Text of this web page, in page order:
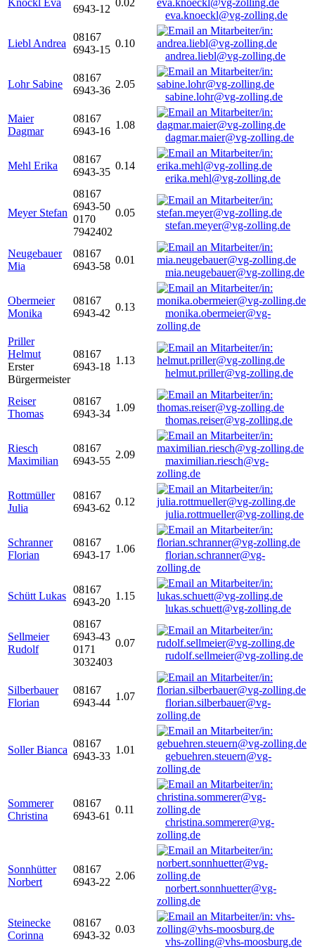
Knöckl Eva
6943-12
0.02
eva.knoeckl@vg-zolling.de
Liebl Andrea
08167
6943-15
0.10
andrea.liebl@vg-zolling.de
Lohr Sabine
08167
6943-36
2.05
sabine.lohr@vg-zolling.de
Maier
Dagmar
08167
6943-16
1.08
dagmar.maier@vg-zolling.de
Mehl Erika
08167
6943-35
0.14
erika.mehl@vg-zolling.de
Meyer Stefan
08167
6943-50
0170
7942402
0.05
stefan.meyer@vg-zolling.de
Neugebauer
Mia
08167
6943-58
0.01
mia.neugebauer@vg-zolling.de
Obermeier
Monika
08167
6943-42
0.13
monika.obermeier@vg-
zolling.de
Priller
Helmut
Erster
Bürgermeister
08167
6943-18
1.13
helmut.priller@vg-zolling.de
Reiser
Thomas
08167
6943-34
1.09
thomas.reiser@vg-zolling.de
Riesch
Maximilian
08167
6943-55
2.09
maximilian.riesch@vg-
zolling.de
Rottmüller
Julia
08167
6943-62
0.12
julia.rottmueller@vg-zolling.de
Schranner
Florian
08167
6943-17
1.06
florian.schranner@vg-
zolling.de
Schütt Lukas
08167
6943-20
1.15
lukas.schuett@vg-zolling.de
Sellmeier
Rudolf
08167
6943-43
0171
3032403
0.07
rudolf.sellmeier@vg-zolling.de
Silberbauer
Florian
08167
6943-44
1.07
florian.silberbauer@vg-
zolling.de
Soller Bianca
08167
6943-33
1.01
gebuehren.steuern@vg-
zolling.de
Sommerer
Christina
08167
6943-61
0.11
christina.sommerer@vg-
zolling.de
Sonnhütter
Norbert
08167
6943-22
2.06
norbert.sonnhuetter@vg-
zolling.de
Steinecke
Corinna
08167
6943-32
0.03
vhs-zolling@vhs-moosburg.de